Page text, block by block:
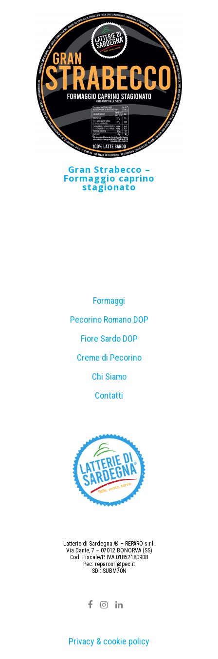
Gran Strabecco –
Formaggio caprino
stagionato
Formaggi
Pecorino Romano DOP
Fiore Sardo DOP
Creme di Pecorino
Chi Siamo
Contatti
Latterie di Sardegna ® – REPARO s.r.l.
Via Dante, 7 – 07012 BONORVA (SS)
Cod. Fiscale/P. IVA 01852180908
Pec: reparosrl@pec.it
SDI: SUBM70N
Privacy & cookie policy